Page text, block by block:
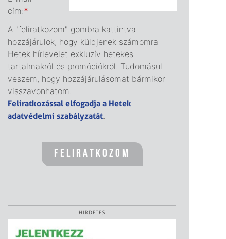
cím:*
A "feliratkozom" gombra kattintva
hozzájárulok, hogy küldjenek számomra
Hetek hírlevelet exkluzív hetekes
tartalmakról és promóciókról. Tudomásul
veszem, hogy hozzájárulásomat bármikor
visszavonhatom.
Feliratkozással elfogadja a Hetek
adatvédelmi szabályzatát.
HIRDETÉS